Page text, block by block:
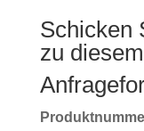
Schicken
zu